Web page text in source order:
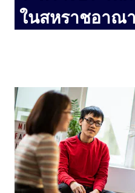
ในสหราชอาณ